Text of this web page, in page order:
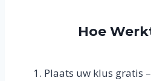
Hoe
Plaats uw klus gratis